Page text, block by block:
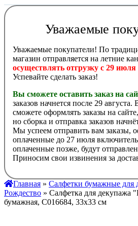
Уважаемые
Уважаемые покупатели! По
магазин отправляется на летние
осуществлять отгрузку с 29 июля
Успевайте сделать заказ!
Вы сможете оставить заказ на
заказов начнется после 29
сможете оформлять заказы на
но сборка и отправка заказов
Мы успеем отправить вам заказы,
оплаченные до 27 июля
оплаченные позже, будут
Приносим свои извинения за
Главная » Салфетки бумажные для
Рождество » Салфетка для декупажа
бумажная, C016684, 33х33 см